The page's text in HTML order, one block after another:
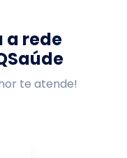
a rede
te atende!